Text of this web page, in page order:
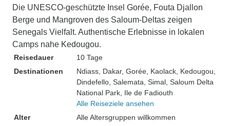
Die UNESCO-geschützte Insel Gorée, Fouta Djallon
Berge und Mangroven des Saloum-Deltas zeigen
Senegals Vielfalt. Authentische Erlebnisse in lokalen
Camps nahe Kedougou.
Reisedauer
10 Tage
Destinationen
Ndiass , Dakar, Gorée , Kaolack , Kedougou
Dindefello , Salemata , Simal , Saloum Delta
National Park , Ile de Fadiouth
Alle Reiseziele ansehen
Alter
Alle Altersgruppen willkommen